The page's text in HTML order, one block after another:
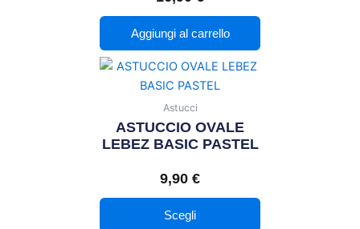
Aggiungi al carrello
Astucci
ASTUCCIO OVALE
LEBEZ BASIC PASTEL
9,90 €
Scegli
Questo
prodotto
ha
più
varianti.
opzioni
possono
essere